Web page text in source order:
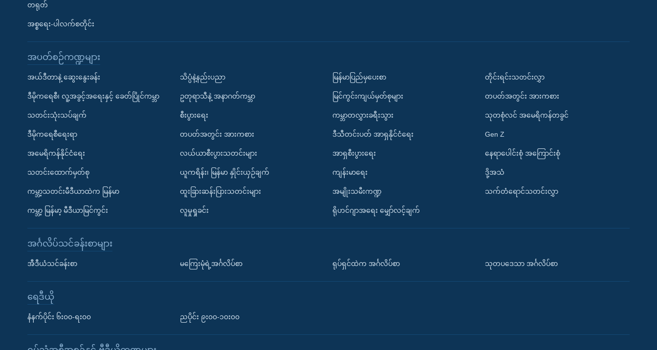
တရုတ်
အစ္စရေး-ပါလက်စတိုင်း
အပတ်စဉ်ကဏ္ဍများ
အယ်ဒီတာနဲ့ ဆွေးနွေးခန်း
ဒီမိုကရေစီ၊ လူ့အခွင့်အရေးနှင့် ခေတ်ပြိုင်ကမ္ဘာ
သတင်းသုံးသပ်ချက်
ဒီမိုကရေစီရေးရာ
အမေရိကန်နိုင်ငံရေး
သတင်းထောက်မှတ်စု
ကမ္ဘာ့သတင်းမီဒီယာထဲက မြန်မာ
ကမ္ဘာ့ မြန်မာ့ မီဒီယာမြင်ကွင်း
သိပ္ပံနဲ့နည်းပညာ
ဥတုရာသီနဲ့ အနာဂတ်ကမ္ဘာ
စီးပွားရေး
တပတ်အတွင်း အားကစား
လယ်ယာစီးပွားသတင်းများ
ယူကရိန်း၊ မြန်မာ နှိုင်းယှဉ်ချက်
ထူးခြားဆန်းပြားသတင်းများ
လူမှုရှုခင်း
မြန်မာပြည်မှပေးစာ
မြင်ကွင်းကျယ်မှတ်စုများ
ကမ္ဘာတလွှားခရီးသွား
ဒီသီတင်းပတ် အာရှနိုင်ငံရေး
အာရှစီးပွားရေး
ကျန်းမာရေး
အမျိုးသမီးကဏ္ဍ
ရိုဟင်ဂျာအရေး မျှော်လင့်ချက်
တိုင်းရင်းသတင်းလွှာ
တပတ်အတွင်း အားကစား
သုတစုံလင် အမေရိကန်တခွင်
Gen Z
နေရာပေါင်းစုံ အကြောင်းစုံ
ဒို့အသံ
သက်တံရောင်သတင်းလွှာ
အင်္ဂလိပ်သင်ခန်းစာများ
အီဒီယံသင်ခန်းစာ မကြေးမုံရဲ့အင်္ဂလိပ်စာ ရုပ်ရှင်ထဲက အင်္ဂလိပ်စာ သုတပဒေသာ အင်္ဂလိပ်စာ
ရေဒီယို
နံနက်ပိုင်း ၆း၀၀-ရး၀၀ ညပိုင်း ၉း၀၀-၁၀း၀၀